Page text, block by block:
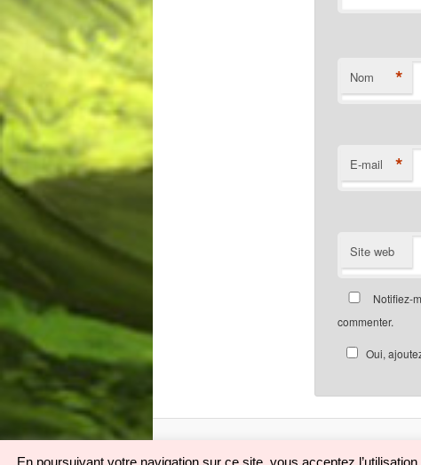
Nom *
E-mail *
Site web
Notifiez-
commenter.
Oui,
En poursuivant votre navigation sur ce site, vous acceptez